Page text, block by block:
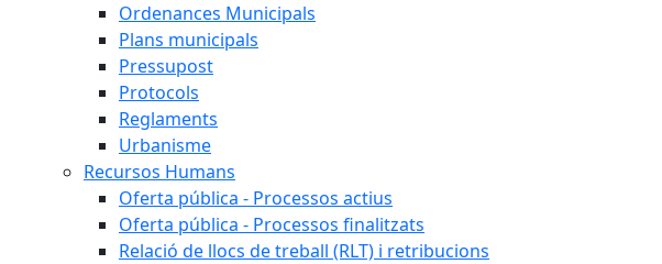
Ordenances Municipals
Plans municipals
Pressupost
Protocols
Reglaments
Urbanisme
Recursos Humans
Oferta pública - Processos actius
Oferta pública - Processos finalitzats
Relació de llocs de treball (RLT) i retribucions